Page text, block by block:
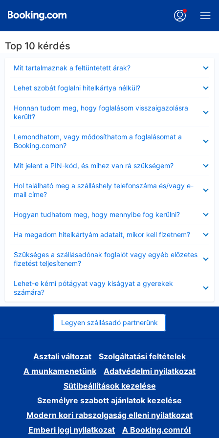
Top 10 kérdés
Mit tartalmaznak a feltüntetett árak?
Lehet szobát foglalni hitelkártya nélkül?
Honnan tudom meg, hogy foglalásom visszaigazolásra
került?
Lemondhatom, vagy módosíthatom a foglalásomat a
Booking.comon?
Mit jelent a PIN-kód, és mihez van rá szükségem?
Hol található meg a szálláshely telefonszáma és/vagy e-
mail címe?
Hogyan tudhatom meg, hogy mennyibe fog kerülni?
Ha megadom hitelkártyám adatait, mikor kell fizetnem?
Szükséges a szállásadónak foglalót vagy egyéb előzetes
fizetést teljesítenem?
Lehet-e kérni pótágyat vagy kiságyat a gyerekek
számára?
Legyen szállásadó partnerünk
Asztali változat
Szolgáltatási feltételek
A munkamenetünk
Adatvédelmi nyilatkozat
Sütibeállítások kezelése
Személyre szabott ajánlatok kezelése
Modern kori rabszolgaság elleni nyilatkozat
Emberi jogi nyilatkozat
A Booking.comról